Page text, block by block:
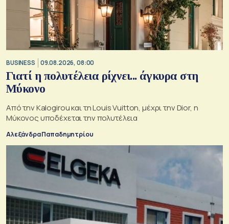
BUSINESS 09.08.2026, 08:00
Γιατί η πολυτέλεια ρίχνει... άγκυρα στη
Μύκονο
Από την Kalogirou και τη Louis Vuitton, μέχρι την Dior, η
Μύκονος υποδέχεται την πολυτέλεια
Αλεξάνδρα Παπαδημητρίου